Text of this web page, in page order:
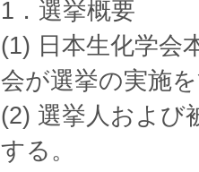
1．選挙概要
(1) 日本生化学会
会が選挙の実施
(2) 選挙人および
する。